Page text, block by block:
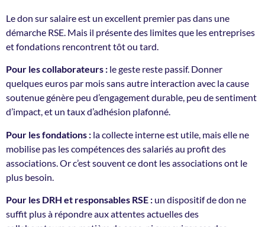
Le don sur salaire est un excellent premier pas dans une
démarche RSE. Mais il présente des limites que les entreprises
et fondations rencontrent tôt ou tard.
Pour les collaborateurs : le geste reste passif. Donner
quelques euros par mois sans autre interaction avec la cause
soutenue génère peu d’engagement durable, peu de sentiment
d’impact, et un taux d’adhésion plafonné.
Pour les fondations : la collecte interne est utile, mais elle ne
mobilise pas les compétences des salariés au profit des
associations. Or c’est souvent ce dont les associations ont le
plus besoin.
Pour les DRH et responsables RSE : un dispositif de don ne
suffit plus à répondre aux attentes actuelles des